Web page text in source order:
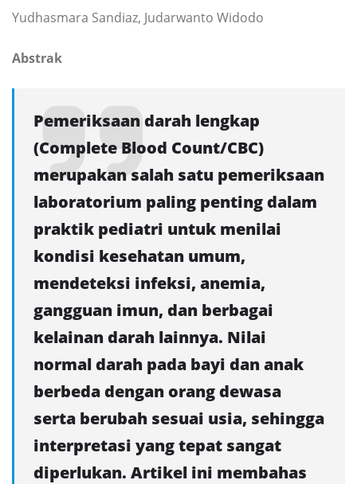
Yudhasmara Sandiaz, Judarwanto Widodo
Abstrak
Pemeriksaan darah lengkap
(Complete Blood Count/CBC)
merupakan salah satu pemeriksaan
laboratorium paling penting dalam
praktik pediatri untuk menilai
kondisi kesehatan umum,
mendeteksi infeksi, anemia,
gangguan imun, dan berbagai
kelainan darah lainnya. Nilai
normal darah pada bayi dan anak
berbeda dengan orang dewasa
serta berubah sesuai usia, sehingga
interpretasi yang tepat sangat
diperlukan. Artikel ini membahas